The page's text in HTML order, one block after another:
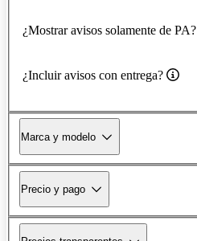
¿Mostrar avisos solamente de PA?
¿Incluir avisos con entrega?
Marca y modelo
Precio y pago